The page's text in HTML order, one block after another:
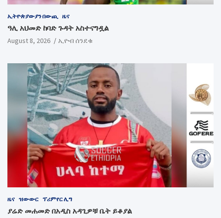
ኢትዮጵያውያን በውጪ ዜና
ዓሊ አህመድ ከባድ ጉዳት አስተናግዷል
August 8, 2026 ኢዮብ ሰንደቁ
ዜና ዝውውር ፕሪምየር ሊግ
ያሬድ መሐመድ በአዲስ አዳጊዎቹ ቤት ይቆያል